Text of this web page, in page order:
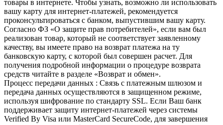
товары в интернете. Чтобы узнать, возможно ли использовать
вашу карту для интернет-платежей, рекомендуется
проконсультироваться с банком, выпустившим вашу карту.
Согласно ФЗ «О защите прав потребителей», если вам был
реализован товар, который не соответствует заявленному
качеству, вы имеете право на возврат платежа на ту
банковскую карту, с которой был совершен расчет. Для
получения подробной информации о процедуре возврата
средств читайте в разделе «Возврат и обмен».
Процесс передачи данных : Связь с платежным шлюзом и
передача данных осуществляются в защищенном режиме,
используя шифрование по стандарту SSL. Если Ваш банк
поддерживает защиту интернет-платежей через системы
Verified By Visa или MasterCard SecureCode, для завершения